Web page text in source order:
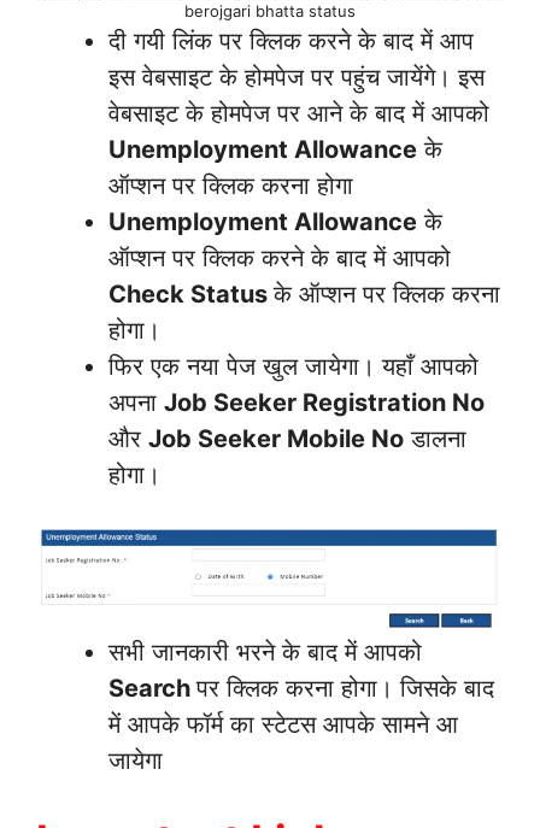
berojgari bhatta status
दी गयी लिंक पर क्लिक करने के बाद में आप
इस वेबसाइट के होमपेज पर पहुंच जायेंगे। इस
वेबसाइट के होमपेज पर आने के बाद में आपको
Unemployment Allowance के
ऑप्शन पर क्लिक करना होगा
Unemployment Allowance के
ऑप्शन पर क्लिक करने के बाद में आपको
Check Statusके ऑप्शन पर क्लिक करना
होगा।
फिर एक नया पेज खुल जायेगा। यहाँ आपको
अपना Job Seeker Registration No
और Job Seeker Mobile No डालना
होगा।
सभी जानकारी भरने के बाद में आपको
Searchपर क्लिक करना होगा। जिसके बाद
में आपके फॉर्म का स्टेटस आपके सामने आ
जायेगा